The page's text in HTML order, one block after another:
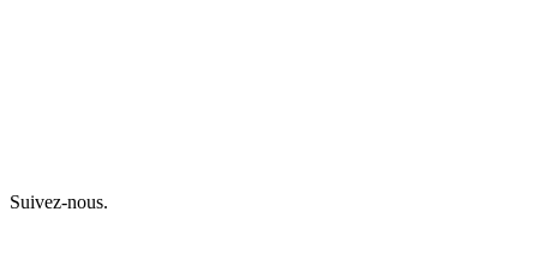
Suivez-nous.